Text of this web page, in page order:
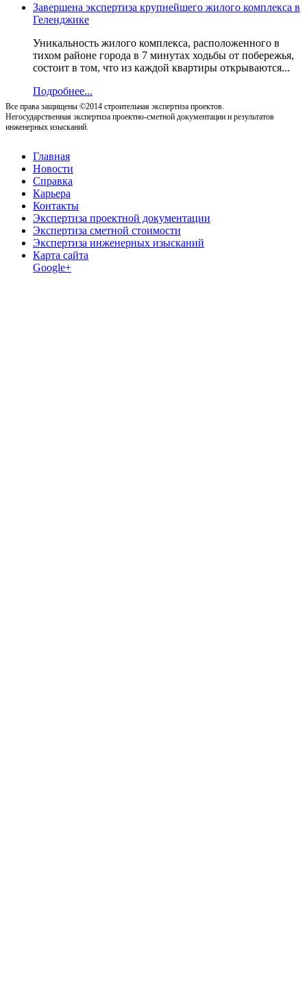
Завершена экспертиза крупнейшего жилого комплекса в
Геленджике
Уникальность жилого комплекса, расположенного в
тихом районе города в 7 минутах ходьбы от побережья,
состоит в том, что из каждой квартиры открываются...
Подробнее...
Все права защищены ©2014 строительная экспертиза проектов.
Негосударственная экспертиза проектно-сметной документации и результатов
инженерных изысканий.
Главная
Новости
Справка
Карьера
Контакты
Экспертиза проектной документации
Экспертиза сметной стоимости
Экспертиза инженерных изысканий
Карта сайта
Google+